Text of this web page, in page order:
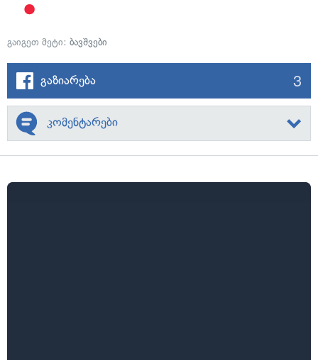
გაიგეთ მეტი: ბავშვები
გაზიარება 3
კომენტარები